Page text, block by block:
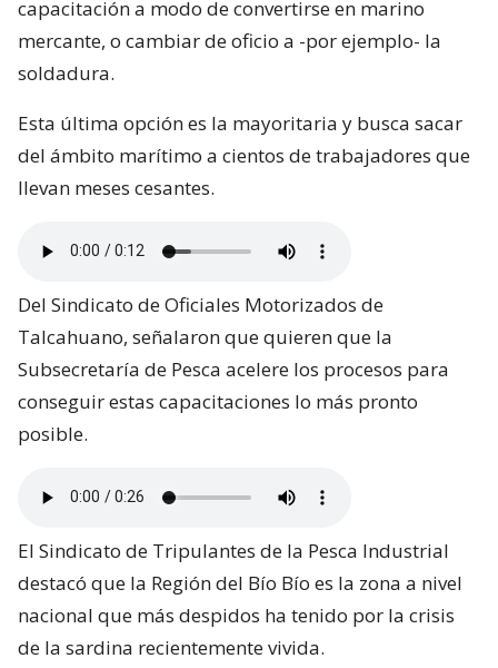
capacitación a modo de convertirse en marino
mercante, o cambiar de oficio a -por ejemplo- la
soldadura.
Esta última opción es la mayoritaria y busca sacar
del ámbito marítimo a cientos de trabajadores que
llevan meses cesantes.
Del Sindicato de Oficiales Motorizados de
Talcahuano, señalaron que quieren que la
Subsecretaría de Pesca acelere los procesos para
conseguir estas capacitaciones lo más pronto
posible.
El Sindicato de Tripulantes de la Pesca Industrial
destacó que la Región del Bío Bío es la zona a nivel
nacional que más despidos ha tenido por la crisis
de la sardina recientemente vivida.